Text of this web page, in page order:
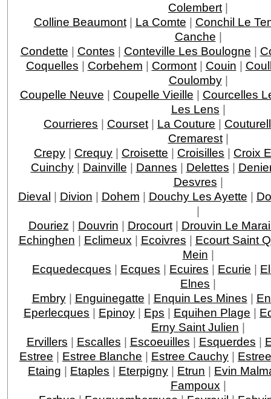
Colembert |
Colline Beaumont| La Comte | Conchil Le
Canche |
Condette | Contes | Conteville Les Boulogne |
Coquelles | Corbehem | Cormont| Couin |
Coulomby|
Coupelle Neuve | Coupelle Vieille | Courcelles
Les Lens |
Courrieres | Courset | La Couture |
Cremarest|
Crepy | Crequy | Croisette | Croisilles | Croix
Cuinchy| Dainville | Dannes | Delettes |
Desvres |
Dieval | Divion | Dohem | Douchy Les Ayette |
|
Douriez | Douvrin | Drocourt| Drouvin Le
Echinghen | Eclimeux | Ecoivres | Ecourt Saint
Mein |
Ecquedecques | Ecques | Ecuires | Ecurie |
Elnes |
Embry| Enguinegatte | Enquin Les Mines |
Eperlecques | Epinoy | Eps | Equihen Plage |
Erny Saint Julien |
Ervillers | Escalles | Escoeuilles | Esquerdes |
Estree | Estree Blanche | Estree Cauchy |
Etaing | Etaples | Eterpigny | Etrun | Evin
Fampoux |